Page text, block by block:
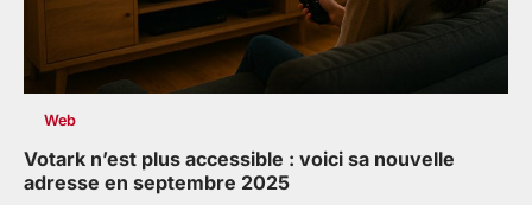
Web
Votark n’est plus accessible : voici sa nouvelle
adresse en septembre 2025